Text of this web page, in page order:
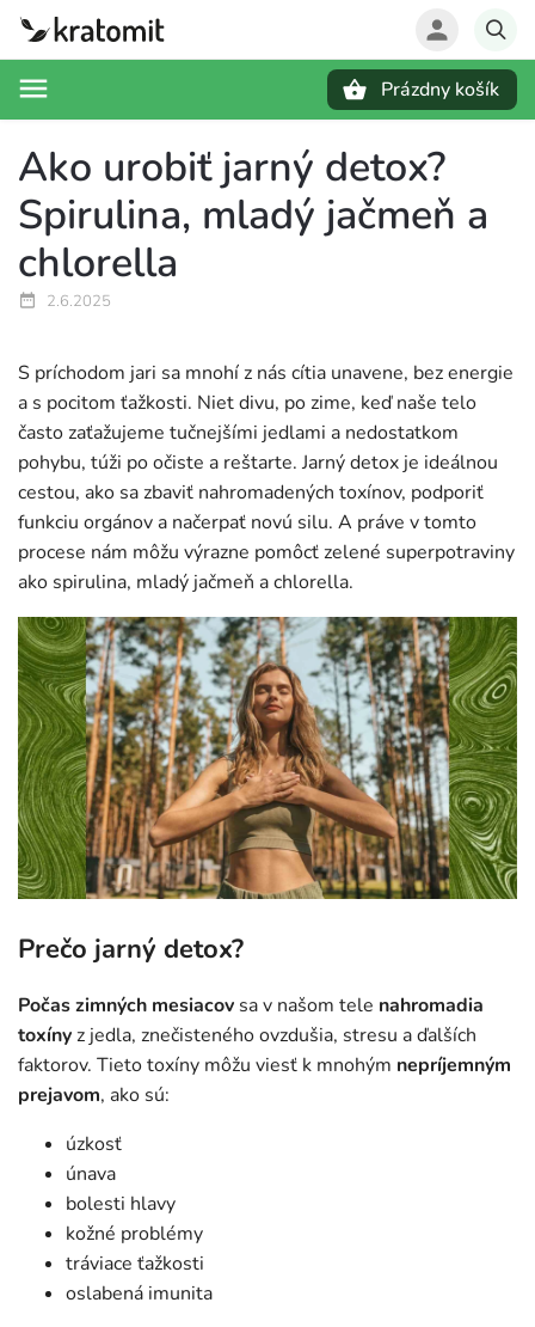
Prázdny košík
Ako urobiť jarný detox?
Spirulina, mladý jačmeň a
chlorella
2.6.2025
S príchodom jari sa mnohí z nás cítia unavene, bez energie
a s pocitom ťažkosti. Niet divu, po zime, keď naše telo
často zaťažujeme tučnejšími jedlami a nedostatkom
pohybu, túži po očiste a reštarte. Jarný detox je ideálnou
cestou, ako sa zbaviť nahromadených toxínov, podporiť
funkciu orgánov a načerpať novú silu. A práve v tomto
procese nám môžu výrazne pomôcť zelené superpotraviny
ako spirulina, mladý jačmeň a chlorella.
Prečo jarný detox?
Počas zimných mesiacov sa v našom tele nahromadia
toxínyz jedla, znečisteného ovzdušia, stresu a ďalších
faktorov. Tieto toxíny môžu viesť k mnohým nepríjemným
prejavom, ako sú:
úzkosť
únava
bolesti hlavy
kožné problémy
tráviace ťažkosti
oslabená imunita